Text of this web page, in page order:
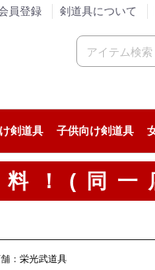
員登録 剣道具について
剣道具 子供向け剣道具
！(同一
： 栄光武道具